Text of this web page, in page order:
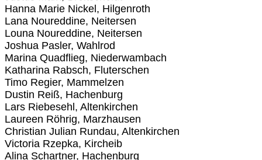
Hanna Marie Nickel, Hilgenroth
Lana Noureddine, Neitersen
Louna Noureddine, Neitersen
Joshua Pasler, Wahlrod
Marina Quadflieg, Niederwambach
Katharina Rabsch, Fluterschen
Timo Regier, Mammelzen
Dustin Reiß, Hachenburg
Lars Riebesehl, Altenkirchen
Laureen Röhrig, Marzhausen
Christian Julian Rundau, Altenkirchen
Victoria Rzepka, Kircheib
Alina Schartner, Hachenburg